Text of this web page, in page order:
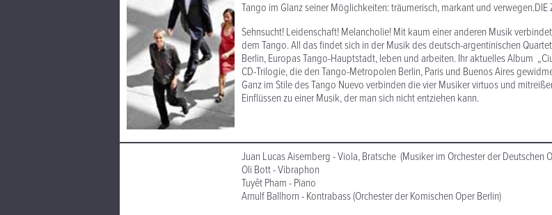
Tango im Glanz seiner Möglichkeiten: träumerisch, markant und verwegen.DIE
Sehnsucht! Leidenschaft! Melancholie! Mit kaum einer anderen Musik
dem Tango. All das findet sich in der Musik des deutsch-argentinischen
Berlin, Europas Tango-Hauptstadt, leben und arbeiten. Ihr aktuelles Album
CD-Trilogie, die den Tango-Metropolen Berlin, Paris und Buenos Aires
Ganz im Stile des Tango Nuevo verbinden die vier Musiker virtuos und
Einflüssen zu einer Musik, der man sich nicht entziehen kann.
Juan Lucas Aisemberg - Viola, Bratsche (Musiker im Orchester der Deutschen
Oli Bott - Vibraphon
Tuyêt Pham - Piano
Arnulf Ballhorn - Kontrabass (Orchester der Komischen Oper Berlin)